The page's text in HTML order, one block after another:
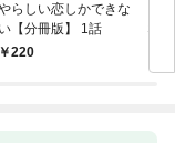
らしい恋しかできな
い【分冊版】 1話
220
な
快